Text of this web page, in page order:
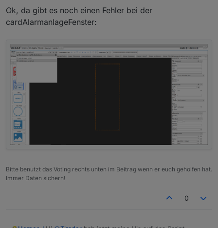
Ok, da gibt es noch einen Fehler bei der
cardAlarmanlageFenster:
Bitte benutzt das Voting rechts unten im Beitrag wenn er euch geholfen hat.
Immer Daten sichern!
0